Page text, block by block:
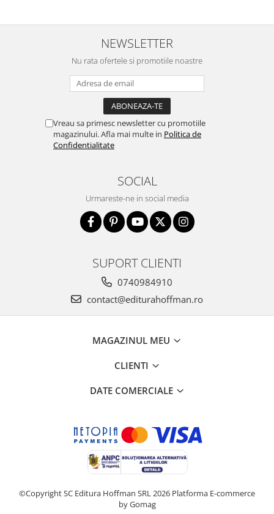
NEWSLETTER
Nu rata ofertele si promotiile noastre
Vreau sa primesc newsletter cu promotiile
magazinului. Afla mai multe in Politica de
Confidentialitate
SOCIAL
Urmareste-ne in social media
SUPORT CLIENTI
0740984910
contact@editurahoffman.ro
MAGAZINUL MEU
CLIENTI
DATE COMERCIALE
©Copyright SC Editura Hoffman SRL 2026 Platforma E-commerce
by Gomag